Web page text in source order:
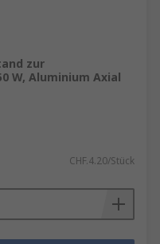
zur
W, Aluminium Axial
CHF.4.20/Stück